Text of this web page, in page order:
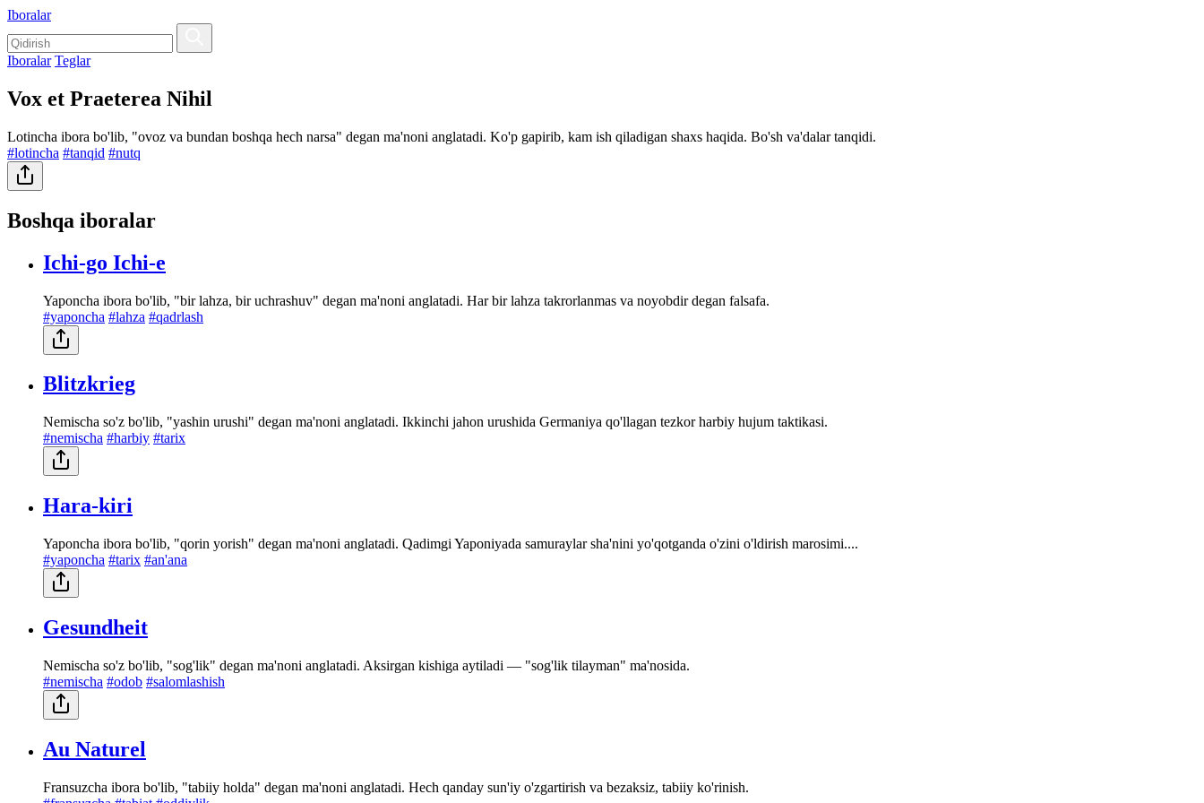
Iboralar
Iboralar Teglar
Vox et Praeterea Nihil
Lotincha ibora bo'lib, "ovoz va bundan boshqa hech narsa" degan ma'noni anglatadi. Ko'p gapirib, kam ish qiladigan shaxs haqida. Bo'sh va'dalar tanqidi.
#lotincha #tanqid #nutq
Boshqa iboralar
Ichi-go Ichi-e
Yaponcha ibora bo'lib, "bir lahza, bir uchrashuv" degan ma'noni anglatadi. Har bir lahza takrorlanmas va noyobdir degan falsafa.
#yaponcha #lahza #qadrlash
Blitzkrieg
Nemischa so'z bo'lib, "yashin urushi" degan ma'noni anglatadi. Ikkinchi jahon urushida Germaniya qo'llagan tezkor harbiy hujum taktikasi.
#nemischa #harbiy #tarix
Hara-kiri
Yaponcha ibora bo'lib, "qorin yorish" degan ma'noni anglatadi. Qadimgi Yaponiyada samuraylar sha'nini yo'qotganda o'zini o'ldirish marosimi....
#yaponcha #tarix #an'ana
Gesundheit
Nemischa so'z bo'lib, "sog'lik" degan ma'noni anglatadi. Aksirgan kishiga aytiladi — "sog'lik tilayman" ma'nosida.
#nemischa #odob #salomlashish
Au Naturel
Fransuzcha ibora bo'lib, "tabiiy holda" degan ma'noni anglatadi. Hech qanday sun'iy o'zgartirish va bezaksiz, tabiiy ko'rinish.